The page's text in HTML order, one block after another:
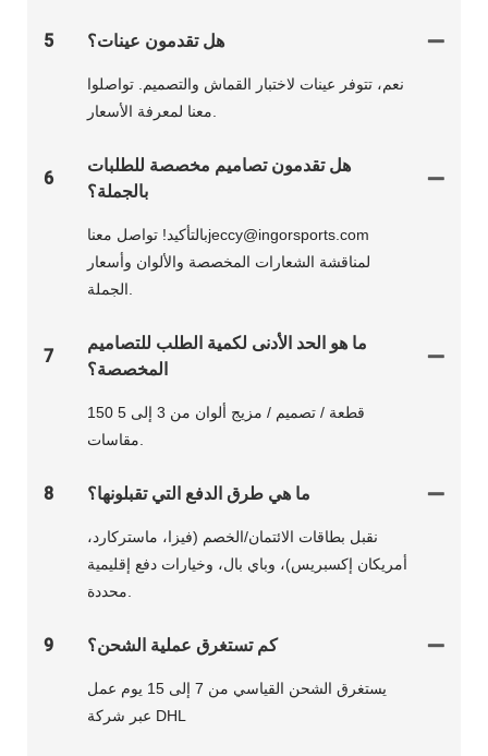
5 هل تقدمون عينات؟
نعم، تتوفر عينات لاختبار القماش والتصميم. تواصلوا
6
هل تقدمون تصاميم مخصصة للطلبات
بالجملة؟
بالتأكيد! تواصل معناjeccy@ingorsports.com
لمناقشة الشعارات المخصصة والألوان وأسعار
7
ما هو الحد الأدنى لكمية الطلب للتصاميم
المخصصة؟
150 قطعة / تصميم / مزيج ألوان من 3 إلى 5
8 ما هي طرق الدفع التي تقبلونها؟
نقبل بطاقات الائتمان/الخصم (فيزا، ماستركارد،
أمريكان إكسبريس)، وباي بال، وخيارات دفع إقليمية
9 كم تستغرق عملية الشحن؟
يستغرق الشحن القياسي من 7 إلى 15 يوم عمل
عبر شركة DHL